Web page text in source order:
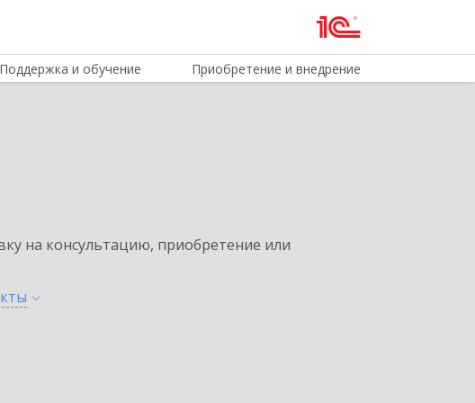
Поддержка и обучение Приобретение и внедрение
на консультацию, приобретение или